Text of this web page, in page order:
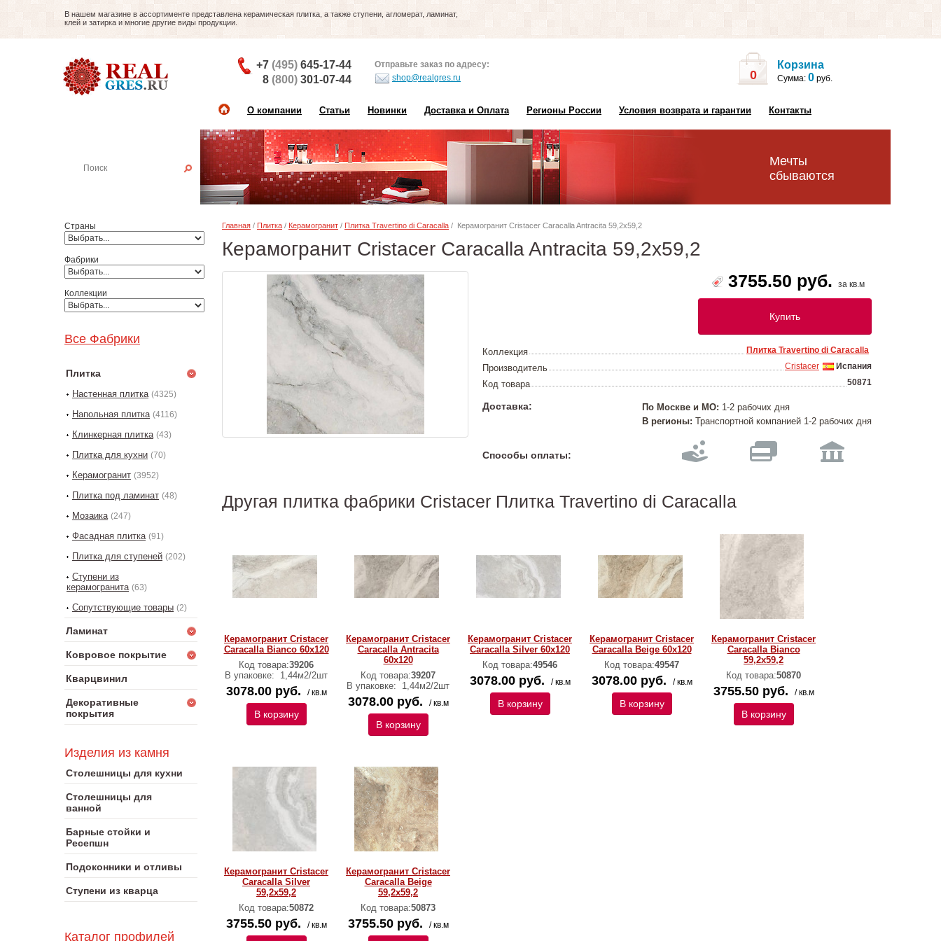
В нашем магазине в ассортименте представлена керамическая плитка, а также ступени, агломерат, ламинат,
клей и затирка и многие другие виды продукции.
+7 (495) 645-17-44
8 (800) 301-07-44
Отправьте заказ по адресу:
shop@realgres.ru
0
Корзина
Сумма: 0 руб.
О компании Статьи Новинки Доставка и Оплата Регионы России Условия возврата и гарантии Контакты
Мечты
сбываются
Страны
Фабрики
Коллекции
Все Фабрики
Плитка
Настенная плитка (4325)
Напольная плитка (4116)
Клинкерная плитка (43)
Плитка для кухни (70)
Керамогранит (3952)
Плитка под ламинат (48)
Мозаика (247)
Фасадная плитка (91)
Плитка для ступеней (202)
Ступени из
керамогранита (63)
Сопутствующие товары (2)
Ламинат
Ковровое покрытие
Кварцвинил
Декоративные
покрытия
Изделия из камня
Столешницы для кухни
Столешницы для
ванной
Барные стойки и
Ресепшн
Подоконники и отливы
Ступени из кварца
Каталог профилей
Главная / Плитка / Керамогранит / Плитка Travertino di Caracalla / Керамогранит Cristacer Caracalla Antracita 59,2х59,2
Керамогранит Cristacer Caracalla Antracita 59,2х59,2
3755.50 руб. за кв.м
Купить
Коллекция Плитка Travertino di Caracalla
Производитель Испания
Cristacer
Код товара 50871
Доставка: По Москве и МО: 1-2 рабочих дня
В регионы: Транспортной компанией 1-2 рабочих дня
Способы оплаты:
Другая плитка фабрики Cristacer Плитка Travertino di Caracalla
Керамогранит Cristacer
Caracalla Bianco 60x120
Код товара:39206
В упаковке:
1,44м2/2шт
3078.00 руб. / кв.м
В корзину
Керамогранит Cristacer
Caracalla Antracita
60x120
Код товара:39207
В упаковке:
1,44м2/2шт
3078.00 руб. / кв.м
В корзину
Керамогранит Cristacer
Caracalla Silver 60x120
Код товара:49546
3078.00 руб. / кв.м
В корзину
Керамогранит Cristacer
Caracalla Beige 60x120
Код товара:49547
3078.00 руб. / кв.м
В корзину
Керамогранит Cristacer
Caracalla Bianco
59,2х59,2
Код товара:50870
3755.50 руб. / кв.м
В корзину
Керамогранит Cristacer
Caracalla Silver
59,2х59,2
Код товара:50872
3755.50 руб. / кв.м
Керамогранит Cristacer
Caracalla Beige
59,2х59,2
Код товара:50873
3755.50 руб. / кв.м